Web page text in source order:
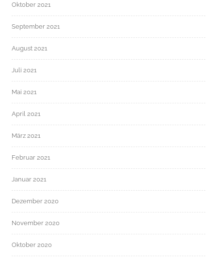
Oktober 2021
September 2021
August 2021
Juli 2021
Mai 2021
April 2021
März 2021
Februar 2021
Januar 2021
Dezember 2020
November 2020
Oktober 2020